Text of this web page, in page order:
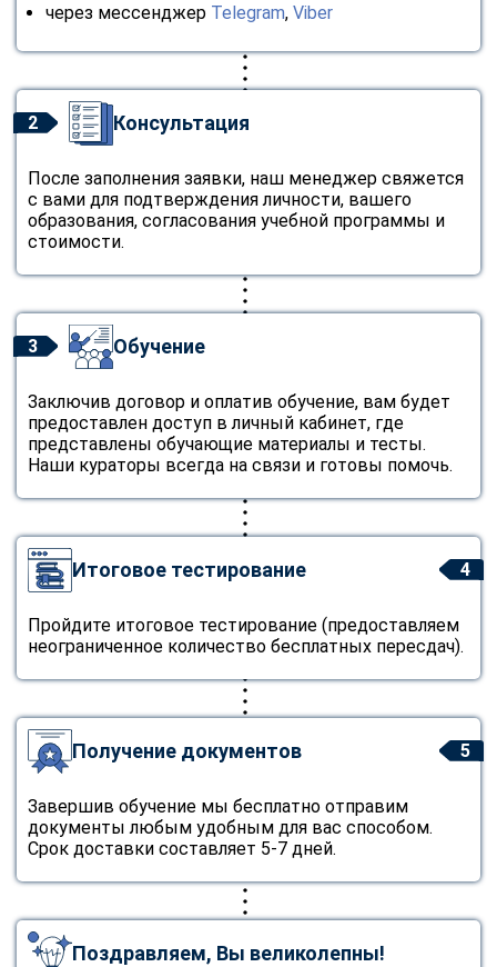
через мессенджер Telegram, Viber
2 Консультация
После заполнения заявки, наш менеджер свяжется
с вами для подтверждения личности, вашего
образования, согласования учебной программы и
стоимости.
3 Обучение
Заключив договор и оплатив обучение, вам будет
предоставлен доступ в личный кабинет, где
представлены обучающие материалы и тесты.
Наши кураторы всегда на связи и готовы помочь.
4
Итоговое тестирование
Пройдите итоговое тестирование (предоставляем
неограниченное количество бесплатных пересдач).
5
Получение документов
Завершив обучение мы бесплатно отправим
документы любым удобным для вас способом.
Срок доставки составляет 5-7 дней.
Поздравляем, Вы великолепны!